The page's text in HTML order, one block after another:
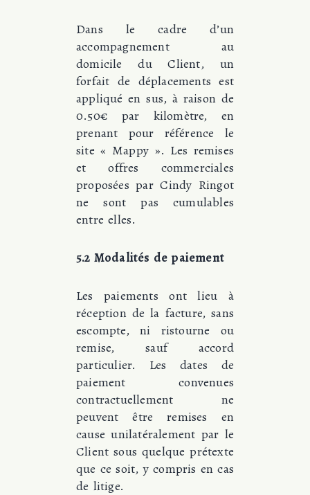
Dans le cadre d’un
accompagnement au
domicile du Client, un
forfait de déplacements est
appliqué en sus, à raison de
0.50€ par kilomètre, en
prenant pour référence le
site « Mappy ». Les remises
et offres commerciales
proposées par Cindy Ringot
ne sont pas cumulables
entre elles.
5.2 Modalités de paiement
Les paiements ont lieu à
réception de la facture, sans
escompte, ni ristourne ou
remise, sauf accord
particulier. Les dates de
paiement convenues
contractuellement ne
peuvent être remises en
cause unilatéralement par le
Client sous quelque prétexte
que ce soit, y compris en cas
de litige.